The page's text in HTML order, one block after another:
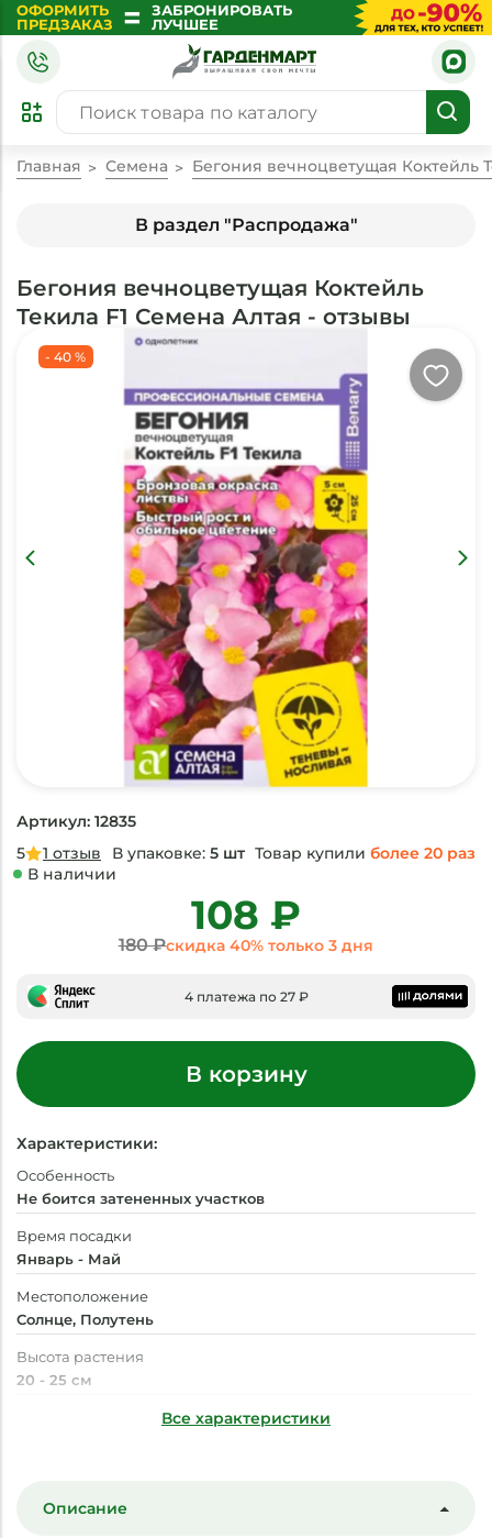
ОФОРМИТЬ
ПРЕДЗАКАЗ
=
ЗАБРОНИРОВАТЬ
ЛУЧШЕЕ
Главная Семена Бегония вечноцветущая Коктейль
В раздел "Распродажа"
- 40 %
Артикул: 12835
Бегония вечноцветущая Коктейль
Текила F1 Семена Алтая - отзывы
В упаковке: 5 шт Товар купили более 20 раз
5 1 отзыв
В наличии
108 ₽
180 ₽скидка 40% только 3 дня
4 платежа по 27 ₽
В корзину
Характеристики:
Особенность
Не боится затененных участков
Время посадки
Январь - Май
Местоположение
Солнце, Полутень
Высота растения
20 - 25 см
Все характеристики
Описание